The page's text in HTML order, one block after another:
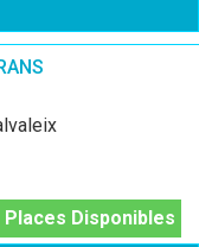
Places Disponibles